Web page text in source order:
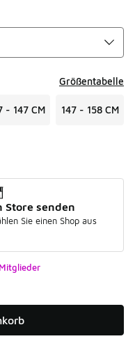
Größentabelle
- 147 CM 147 - 158 CM
Store senden
Sie einen Shop aus